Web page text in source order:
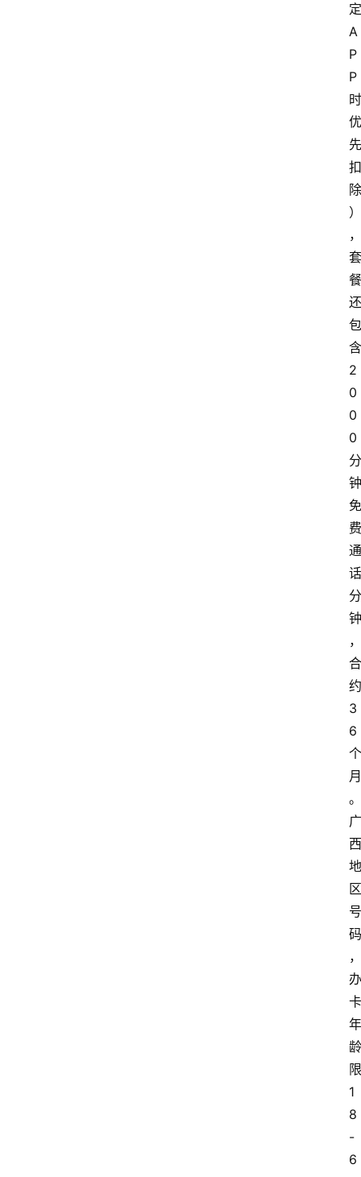
定
A
P
P
时
优
先
扣
除
）
，
套
餐
还
包
含
2
0
0
0
分
钟
免
费
通
话
分
钟
，
合
约
3
6
个
月
。
广
西
地
区
号
码
，
办
卡
年
龄
限
1
8
-
6